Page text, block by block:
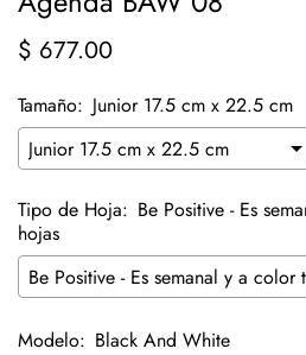
Precio
$ 677.00
Tamaño: Junior 17.5 cm x 22.5 cm
Tipo de Hoja: Be Positive - Es
hojas
Modelo: Black And White